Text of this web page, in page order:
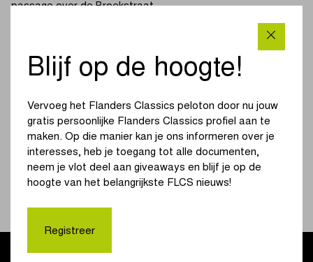
passage over de Broekstraat.
De vrouwenwedstrijd is aan haar zesde editie toe en maakt
dit jaar voor het eerst deel uit van de UCI Women's
ProSeries. Om 11.40 u. weerklinkt het startschot voor een
tocht van 130 km. Aanvankelijk zetten de vrouwen koers
richting Wuustwezel en Hoogstraten om vervolgens via de
Broekstraat terug te keren naar het lokale parcours in en
rond Schoten, waar ook zij drie ronden afwerken.
Krijgen we net als vorig jaar koninklijke sprints te zien op de
Churchilllaan in Schoten? De aankomst bij de vrouwen is
kennen we rond de klok van 17.10 u.
Blijf op de hoogte!
Vervoeg het Flanders Classics peloton door nu jouw
gratis persoonlijke Flanders Classics profiel aan te
maken. Op die manier kan je ons informeren over je
interesses, heb je toegang tot alle documenten,
neem je vlot deel aan giveaways en blijf je op de
hoogte van het belangrijkste FLCS nieuws!
Registreer